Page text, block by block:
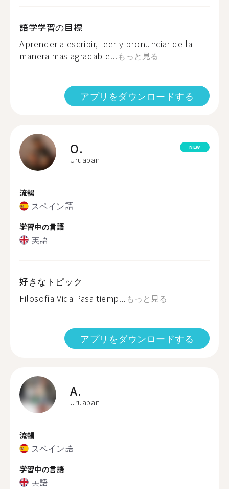
語学学習の目標
Aprender a escribir, leer y pronunciar de la
manera mas agradable... もっと見る
アプリをダウンロードする
O.
Uruapan
NEW
流暢
スペイン語
学習中の言語
英語
好きなトピック
Filosofía Vida Pasa tiemp... もっと見る
アプリをダウンロードする
A.
Uruapan
流暢
スペイン語
学習中の言語
英語